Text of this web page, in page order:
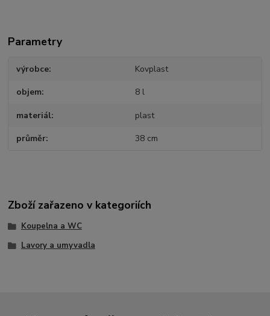
Parametry
výrobce Kovplast
objem 8 l
materiál plast
průměr 38 cm
Zboží zařazeno v kategoriích
Koupelna a WC
Lavory a umyvadla